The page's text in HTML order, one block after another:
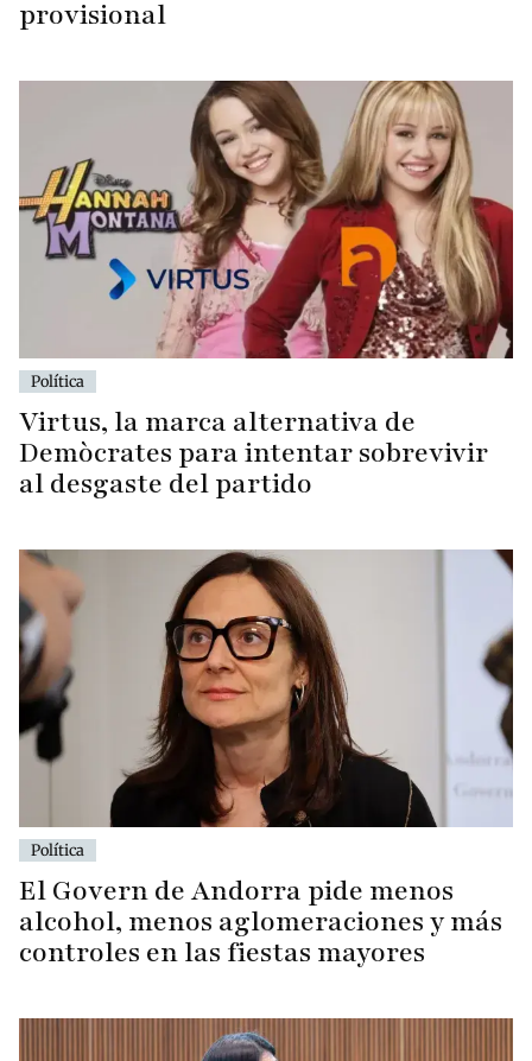
provisional
Política
Virtus, la marca alternativa de
Demòcrates para intentar sobrevivir
al desgaste del partido
Política
El Govern de Andorra pide menos
alcohol, menos aglomeraciones y más
controles en las fiestas mayores